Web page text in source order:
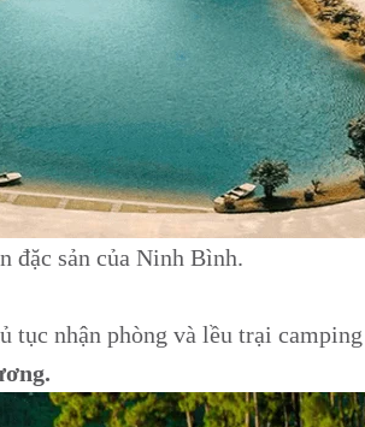
đặc sản của Ninh Bình.
tục nhận phòng và lều trại